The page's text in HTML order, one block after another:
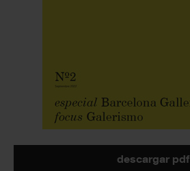
descargar pdf